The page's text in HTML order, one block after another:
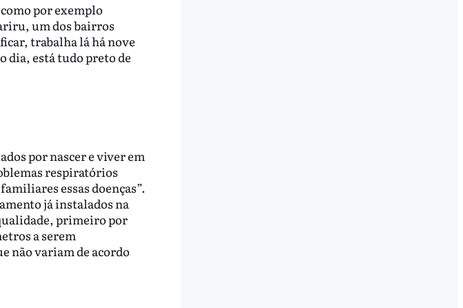
por exemplo
um dos bairros
trabalha lá há nove
dia, está tudo preto de
por nascer e viver em
respiratórios
essas doenças”.
já instalados na
primeiro por
a serem
não variam de acordo